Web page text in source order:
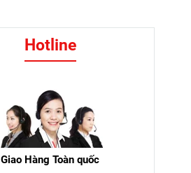
Hotline
Giao Hàng Toàn quốc